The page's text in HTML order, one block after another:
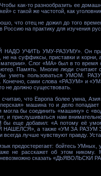
как-то разнообразить ее
с такой же частотой, как
что отец не дожил до того
на практику для изучения
НАДО УЧИТЬ УМУ-РАЗУМУ». Он
на суффиксы, приставки и корни,
Слог «МА» был в то время
Память. Многие люди
уметь пользоваться УМОМ.
Конечно, сами слова «РАЗУМ» и
не должно существовать.
что Европа более умна,
машина то и дело
могла бы соединить «машину» с
и прислушиваться нам
еще добавил: «А потому её
а также «УМ ЗА РАЗУМ
лучше чувствуют правду.
предостерегает: бойтесь
не расскажет об этом никому.
сказать «ДЬЯВОЛЬСКИ